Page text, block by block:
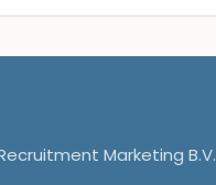
Marketing B.V.